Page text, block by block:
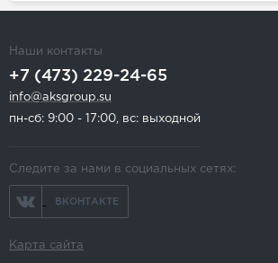
Наши контакты
+7 (473) 229-24-65
info@aksgroup.su
пн-сб: 9:00 - 17:00, вс: выходной
Следите за нами в социальных сетях:
ВКОНТАКТЕ
Карта сайта